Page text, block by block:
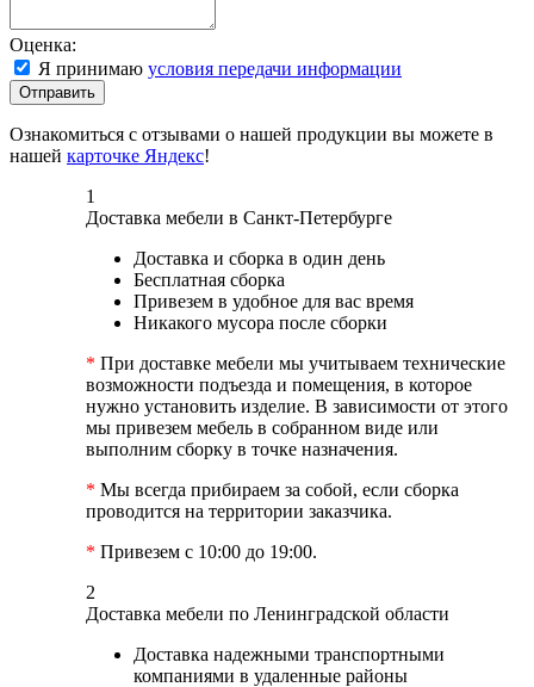
Оценка:
Я принимаю условия передачи информации
Отправить
Ознакомиться с отзывами о нашей продукции вы можете в
нашей карточке Яндекс!
1
Доставка мебели в Санкт-Петербурге
Доставка и сборка в один день
Бесплатная сборка
Привезем в удобное для вас время
Никакого мусора после сборки
* При доставке мебели мы учитываем технические
возможности подъезда и помещения, в которое
нужно установить изделие. В зависимости от этого
мы привезем мебель в собранном виде или
выполним сборку в точке назначения.
* Мы всегда прибираем за собой, если сборка
проводится на территории заказчика.
* Привезем с 10:00 до 19:00.
2
Доставка мебели по Ленинградской области
Доставка надежными транспортными
компаниями в удаленные районы